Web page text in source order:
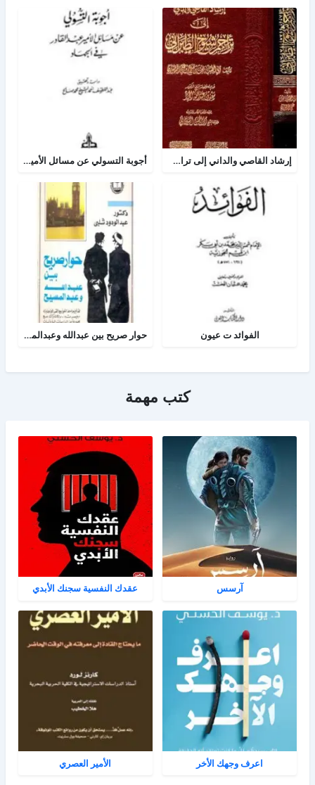
إرشاد القاصي والداني إلى تراجم شيوخ الطبراني أجوبة التسولي عن مسائل الأمير عبد القادر في الجهاد
الفوائد ت عيون حوار صريح بين عبدالله وعبدالمسيح
كتب مهمة
آرسس عقدك النفسية سجنك الأبدي
اعرف وجهك الأخر الأمير العصري